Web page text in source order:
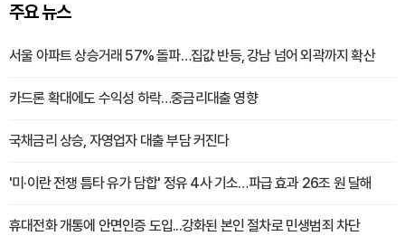
주요 뉴스
서울 아파트 상승거래 57% 돌파…집값 반등, 강남 넘어 외곽까지 확산
카드론 확대에도 수익성 하락…중금리대출 영향
국채금리 상승, 자영업자 대출 부담 커진다
'미·이란 전쟁 틈타 유가 담합' 정유 4사 기소…파급 효과 26조 원 달해
휴대전화 개통에 안면인증 도입...강화된 본인 절차로 민생범죄 차단